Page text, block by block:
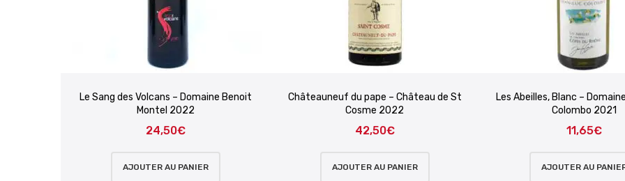
Le Sang des Volcans – Domaine Benoit
Montel 2022
24,50€
AJOUTER AU PANIER
Châteauneuf du pape – Château de St
Cosme 2022
42,50€
AJOUTER AU PANIER
Les Abeilles, Blanc –
Colombo 2021
11,65€
AJOUTER AU